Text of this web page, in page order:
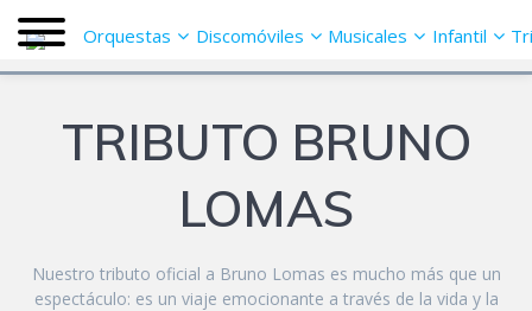
Orquestas Discomóviles Musicales Infantil
al
TRIBUTO BRUNO
LOMAS
Nuestro tributo oficial a Bruno Lomas es mucho más que un
espectáculo: es un viaje emocionante a través de la vida y la